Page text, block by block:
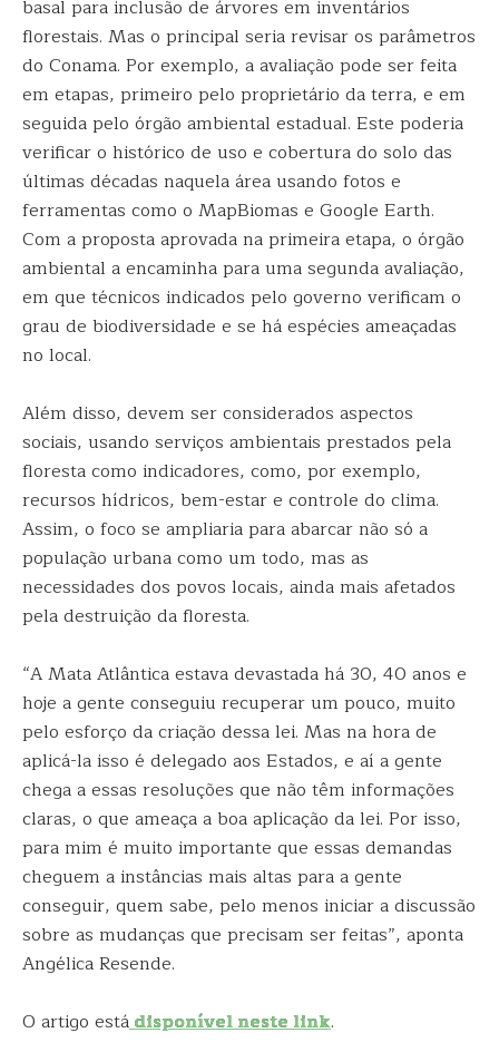
basal para inclusão de árvores em inventários
florestais. Mas o principal seria revisar os parâmetros
do Conama. Por exemplo, a avaliação pode ser feita
em etapas, primeiro pelo proprietário da terra, e em
seguida pelo órgão ambiental estadual. Este poderia
verificar o histórico de uso e cobertura do solo das
últimas décadas naquela área usando fotos e
ferramentas como o MapBiomas e Google Earth.
Com a proposta aprovada na primeira etapa, o órgão
ambiental a encaminha para uma segunda avaliação,
em que técnicos indicados pelo governo verificam o
grau de biodiversidade e se há espécies ameaçadas
no local.
Além disso, devem ser considerados aspectos
sociais, usando serviços ambientais prestados pela
floresta como indicadores, como, por exemplo,
recursos hídricos, bem-estar e controle do clima.
Assim, o foco se ampliaria para abarcar não só a
população urbana como um todo, mas as
necessidades dos povos locais, ainda mais afetados
pela destruição da floresta.
“A Mata Atlântica estava devastada há 30, 40 anos e
hoje a gente conseguiu recuperar um pouco, muito
pelo esforço da criação dessa lei. Mas na hora de
aplicá-la isso é delegado aos Estados, e aí a gente
chega a essas resoluções que não têm informações
claras, o que ameaça a boa aplicação da lei. Por isso,
para mim é muito importante que essas demandas
cheguem a instâncias mais altas para a gente
conseguir, quem sabe, pelo menos iniciar a discussão
sobre as mudanças que precisam ser feitas”, aponta
Angélica Resende.
O artigo estádisponível neste link.